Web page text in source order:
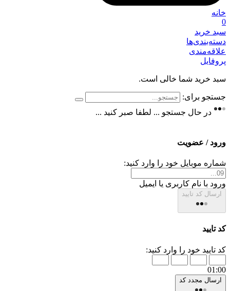
خانه
0
سبد خرید
دسته‌بندی‌ها
علاقه‌مندی
پروفایل
سبد خرید شما خالی است.
جستجو برای:
در حال جستجو ... لطفا صبر کنید ...
ورود / عضویت
شماره موبایل خود را وارد کنید:
ورود با نام کاربری یا ایمیل
ارسال کد تایید
کد تایید
کد تایید خود را وارد کنید:
01:00
ارسال مجدد کد